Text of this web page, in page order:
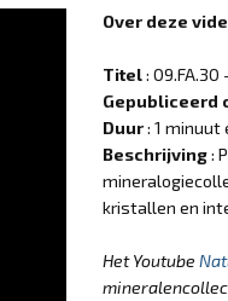
Over deze
Titel: 09.FA.30
Gepubliceerd
Duur: 1 minuut
Beschrijving:
kristallen en
Het Youtube